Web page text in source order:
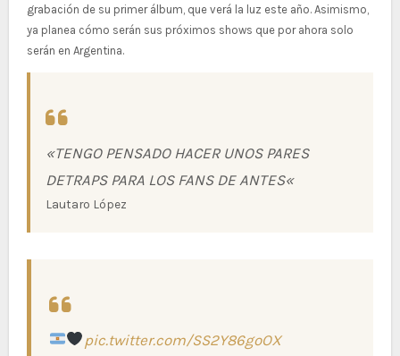
grabación de su primer álbum, que verá la luz este año. Asimismo,
ya planea cómo serán sus próximos shows que por ahora solo
serán en Argentina.
«TENGO PENSADO HACER UNOS PARES
DETRAPS PARA LOS FANS DE ANTES«
Lautaro López
pic.twitter.com/SS2Y86goOX